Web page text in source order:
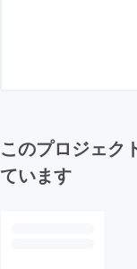
このプロジェク
ています